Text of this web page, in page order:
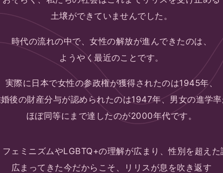
土壌ができていませんでした。
時代の流れの中で、女性の解放が進んできたのは、
ようやく最近のことです。
実際に日本で女性の参政権が獲得されたのは1945年、
後の財産分与が認められたのは1947年、 男女の進学
ほぼ同等にまで達したのが2000年代です。
フェミニズムやLGBTQ+の理解が広まり、性別を超えた
広まってきた今だからこそ、
リリスが息を吹き返す